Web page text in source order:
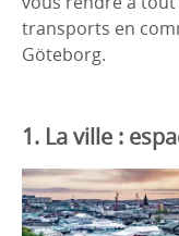
transports en
Göteborg.
1. La ville :